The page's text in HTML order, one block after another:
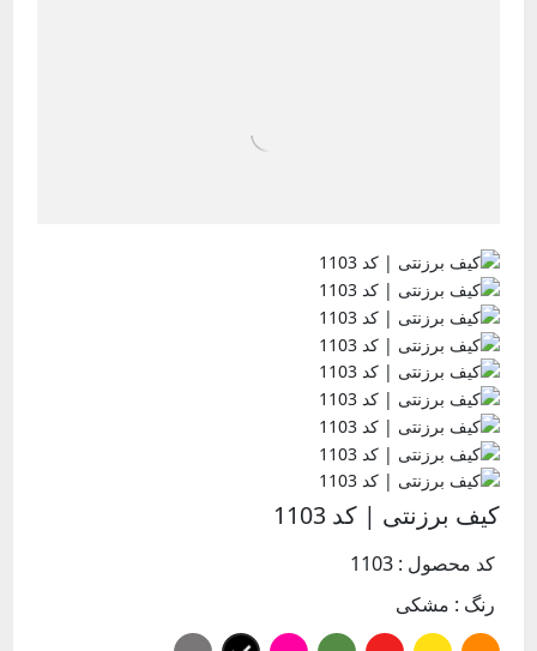
کیف برزنتی | کد 1103
کد محصول : 1103
رنگ : مشکی